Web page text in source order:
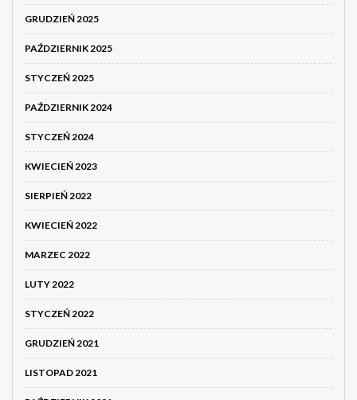
GRUDZIEŃ 2025
PAŹDZIERNIK 2025
STYCZEŃ 2025
PAŹDZIERNIK 2024
STYCZEŃ 2024
KWIECIEŃ 2023
SIERPIEŃ 2022
KWIECIEŃ 2022
MARZEC 2022
LUTY 2022
STYCZEŃ 2022
GRUDZIEŃ 2021
LISTOPAD 2021